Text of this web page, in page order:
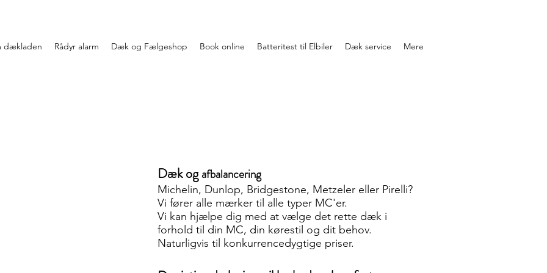
dækladen Rådyr alarm Dæk og Fælgeshop Book online Batteritest til Elbiler Dæk service Mere
Dæk og afbalancering
Michelin, Dunlop, Bridgestone, Metzeler eller Pirelli?
Vi fører alle mærker til alle typer MC'er.
Vi kan hjælpe dig med at vælge det rette dæk i
forhold til din MC, din kørestil og dit behov.
Naturligvis til konkurrencedygtige priser.